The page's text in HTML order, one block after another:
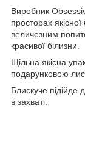
Виробник
просторах якісної
величезним
красивої білизни.
Щільна якісна
подарунковою
Блискуче підійде
в захваті.